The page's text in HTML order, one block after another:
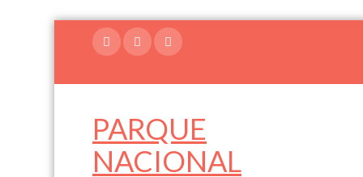
PARQUE
NACIONAL